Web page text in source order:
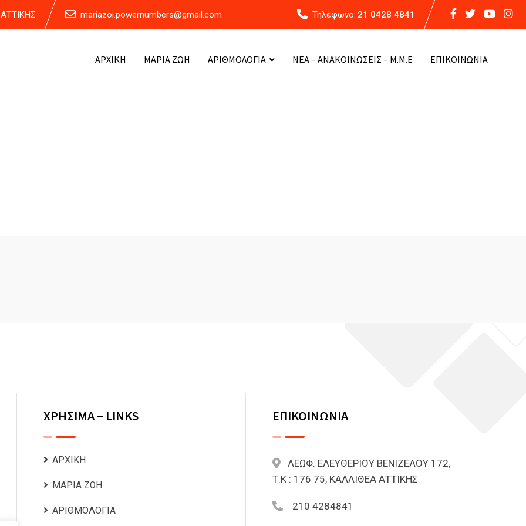
mariazoi.powernumbers@gmail.com Τηλέφωνο: 21 0428 4841
ΑΡΧΙΚΗ ΜΑΡΙΑ ΖΩΗ ΑΡΙΘΜΟΛΟΓΙΑ ΝΕΑ – ΑΝΑΚΟΙΝΩΣΕΙΣ – Μ.Μ.Ε ΕΠΙΚΟΙΝΩΝΙΑ
ΧΡΗΣΙΜΑ – LINKS
ΑΡΧΙΚΗ
ΜΑΡΙΑ ΖΩΗ
ΑΡΙΘΜΟΛΟΓΙΑ
ΕΠΙΚΟΙΝΩΝΙΑ
ΛΕΩΦ. ΕΛΕΥΘΕΡΙΟΥ ΒΕΝΙΖΕΛΟΥ 172,
Τ.Κ : 176 75, ΚΑΛΛΙΘΕΑ ΑΤΤΙΚΗΣ
210 4284841